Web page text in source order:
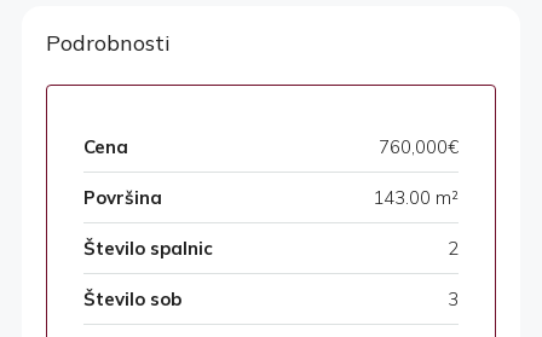
Podrobnosti
Cena 760,000€
Površina 143.00 m²
Število spalnic 2
Število sob 3